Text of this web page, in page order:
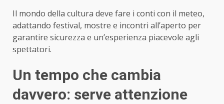
Il mondo della cultura deve fare i conti con il meteo,
adattando festival, mostre e incontri all’aperto per
garantire sicurezza e un’esperienza piacevole agli
spettatori.
Un tempo che cambia
davvero: serve attenzione